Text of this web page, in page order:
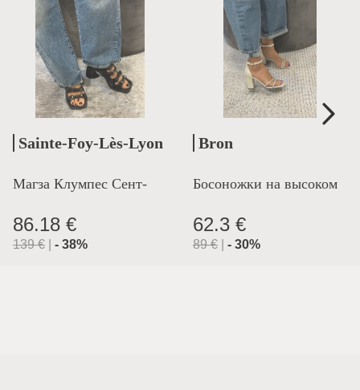
Sainte-Foy-Lès-Lyon
Магза Клумпес Сент-
Лион
86.18 €
139€ - 38%
Bron
Босоножки на высоком
каблуке
62.3 €
89€ - 30%